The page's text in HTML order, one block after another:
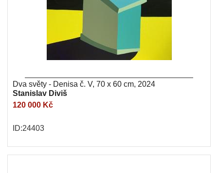
Dva světy - Denisa č. V, 70 x 60 cm, 2024
Stanislav Diviš
120 000 Kč
ID:24403